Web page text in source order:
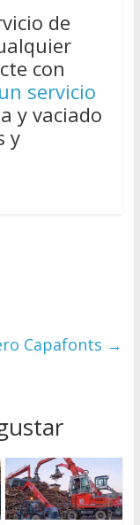
de
con
servicio
y vaciado
y
Capafonts →